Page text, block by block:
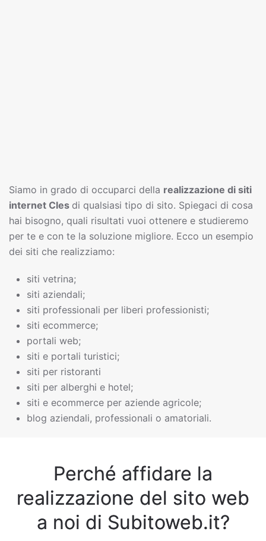
Siamo in grado di occuparci della realizzazione di siti
internet Cles di qualsiasi tipo di sito. Spiegaci di cosa
hai bisogno, quali risultati vuoi ottenere e studieremo
per te e con te la soluzione migliore. Ecco un esempio
dei siti che realizziamo:
siti vetrina;
siti aziendali;
siti professionali per liberi professionisti;
siti ecommerce;
portali web;
siti e portali turistici;
siti per ristoranti
siti per alberghi e hotel;
siti e ecommerce per aziende agricole;
blog aziendali, professionali o amatoriali.
Perché affidare la
realizzazione del sito web
a noi di Subitoweb.it?